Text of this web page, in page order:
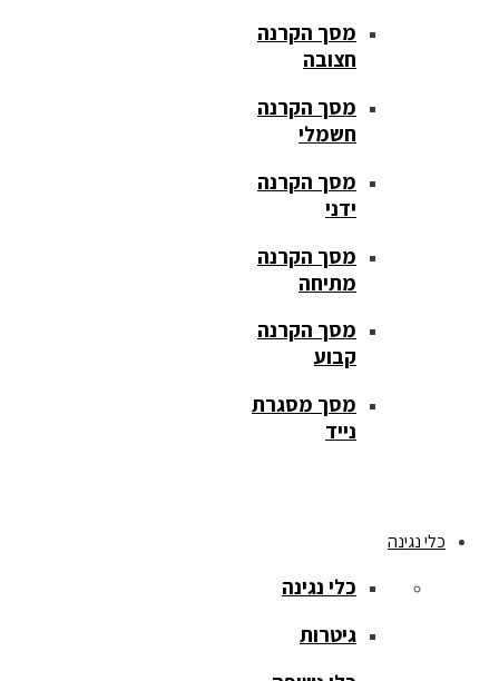
מסך הקרנה
חצובה
מסך הקרנה
חשמלי
מסך הקרנה
ידני
מסך הקרנה
מתיחה
מסך הקרנה
קבוע
מסך מסגרת
נייד
כלי נגינה
כלי נגינה
גיטרות